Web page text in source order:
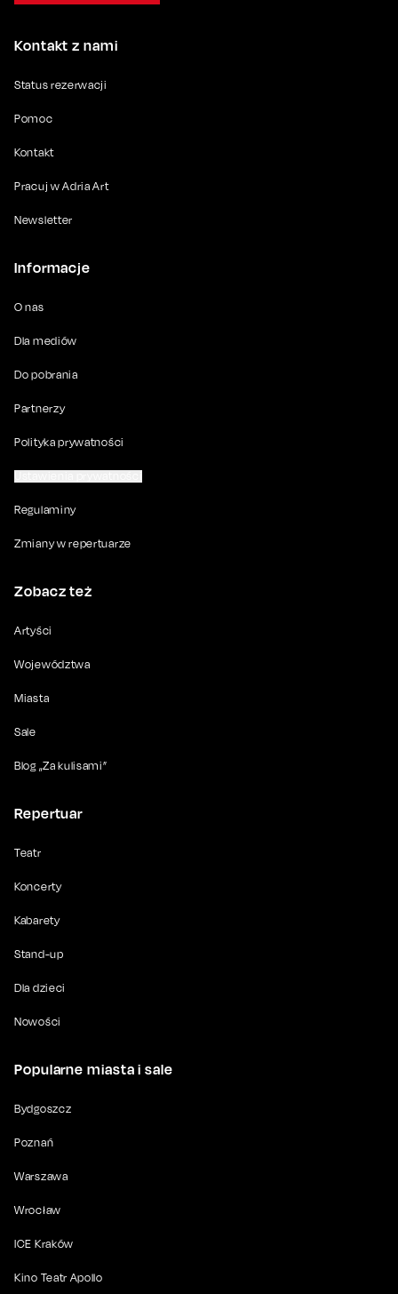
Kontakt z nami
Status rezerwacji
Pomoc
Kontakt
Pracuj w Adria Art
Newsletter
Informacje
O nas
Dla mediów
Do pobrania
Partnerzy
Polityka prywatności
Regulaminy
Zmiany w repertuarze
Zobacz też
Artyści
Województwa
Miasta
Sale
Blog „Za kulisami”
Repertuar
Teatr
Koncerty
Kabarety
Stand-up
Dla dzieci
Nowości
Popularne miasta i sale
Bydgoszcz
Poznań
Warszawa
Wrocław
ICE Kraków
Kino Teatr Apollo